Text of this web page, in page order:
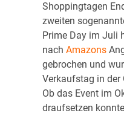
Shoppingtagen
zweiten
Prime Day im Juli
nach Amazons
gebrochen und
Verkaufstag in der
Ob das Event im
draufsetzen